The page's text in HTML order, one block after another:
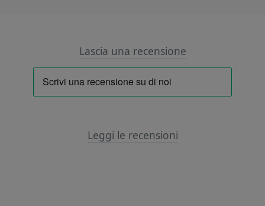
Lascia una recensione
Leggi le recensioni